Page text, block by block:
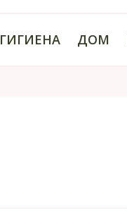
ГИГИЕНА ДОМ